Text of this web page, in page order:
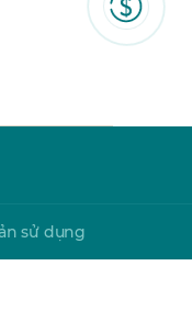
sử dụng